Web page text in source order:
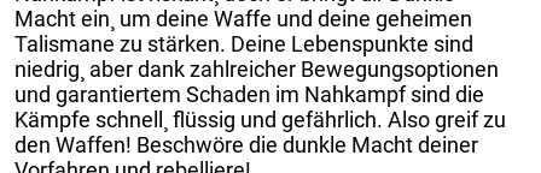
Macht ein¸ um deine Waffe und deine geheimen
Talismane zu stärken. Deine Lebenspunkte sind
niedrig¸ aber dank zahlreicher Bewegungsoptionen
und garantiertem Schaden im Nahkampf sind die
Kämpfe schnell¸ flüssig und gefährlich. Also greif zu
den Waffen! Beschwöre die dunkle Macht deiner